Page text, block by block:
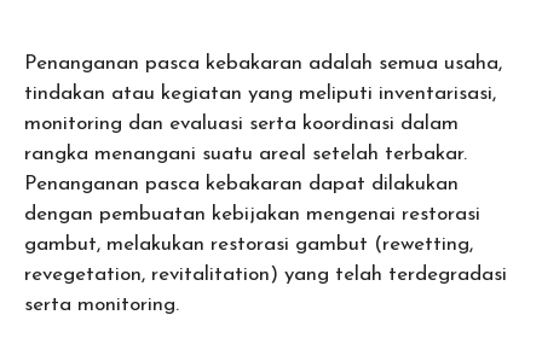
Penanganan pasca kebakaran adalah semua usaha,
tindakan atau kegiatan yang meliputi inventarisasi,
monitoring dan evaluasi serta koordinasi dalam
rangka menangani suatu areal setelah terbakar.
Penanganan pasca kebakaran dapat dilakukan
dengan pembuatan kebijakan mengenai restorasi
gambut, melakukan restorasi gambut (rewetting,
revegetation, revitalitation) yang telah terdegradasi
serta monitoring.